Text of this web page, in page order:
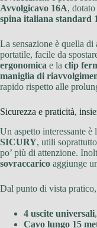
Avvolgicavo 16A,
spina italiana standard
La sensazione è quella di
portatile, facile da
ergonomica e la clip
maniglia di
rapido rispetto alle
Sicurezza e praticità,
Un aspetto interessante è
SICURY, utili
po’ più di attenzione.
sovraccarico aggiunge
Dal punto di vista
4 uscite universali
Cavo lungo 15